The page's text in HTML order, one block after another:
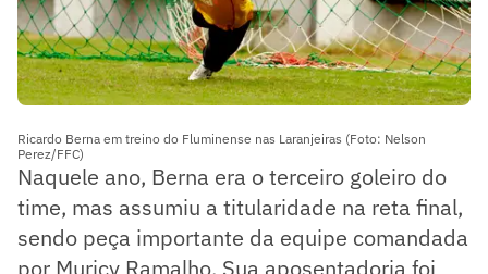
Ricardo Berna em treino do Fluminense nas Laranjeiras (Foto: Nelson
Perez/FFC)
Naquele ano, Berna era o terceiro goleiro do
time, mas assumiu a titularidade na reta final,
sendo peça importante da equipe comandada
por Muricy Ramalho. Sua aposentadoria foi